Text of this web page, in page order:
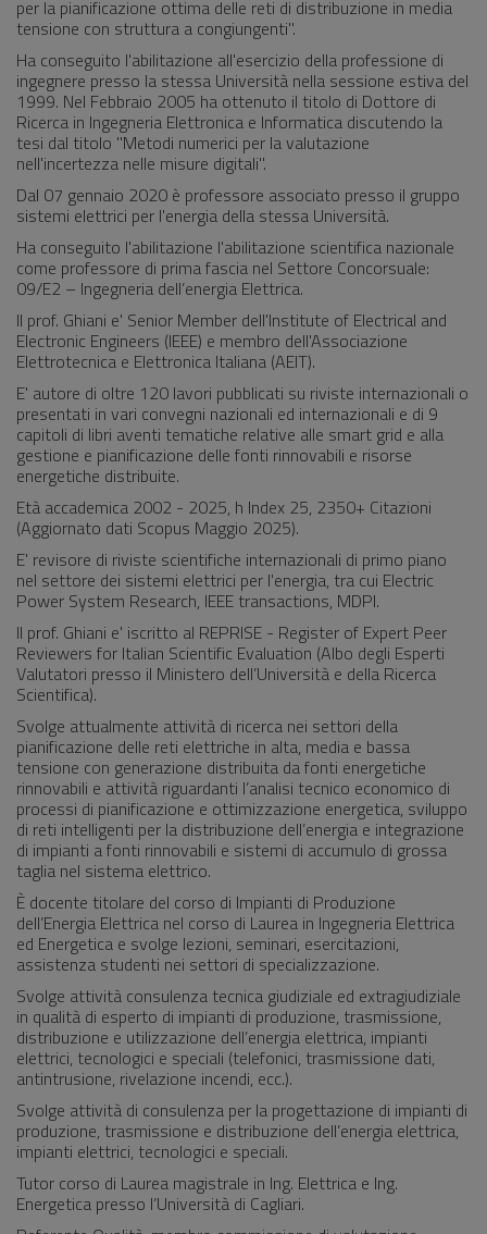
per la pianificazione ottima delle reti di distribuzione in media
tensione con struttura a congiungenti".
Ha conseguito l'abilitazione all'esercizio della professione di
ingegnere presso la stessa Università nella sessione estiva del
1999. Nel Febbraio 2005 ha ottenuto il titolo di Dottore di
Ricerca in Ingegneria Elettronica e Informatica discutendo la
tesi dal titolo "Metodi numerici per la valutazione
nell'incertezza nelle misure digitali".
Dal 07 gennaio 2020 è professore associato presso il gruppo
sistemi elettrici per l'energia della stessa Università.
Ha conseguito l'abilitazione l'abilitazione scientifica nazionale
come professore di prima fascia nel Settore Concorsuale:
09/E2 – Ingegneria dell’energia Elettrica.
Il prof. Ghiani e' Senior Member dell'Institute of Electrical and
Electronic Engineers (IEEE) e membro dell'Associazione
Elettrotecnica e Elettronica Italiana (AEIT).
E' autore di oltre 120 lavori pubblicati su riviste internazionali o
presentati in vari convegni nazionali ed internazionali e di 9
capitoli di libri aventi tematiche relative alle smart grid e alla
gestione e pianificazione delle fonti rinnovabili e risorse
energetiche distribuite.
Età accademica 2002 - 2025, h Index 25, 2350+ Citazioni
(Aggiornato dati Scopus Maggio 2025).
E' revisore di riviste scientifiche internazionali di primo piano
nel settore dei sistemi elettrici per l'energia, tra cui Electric
Power System Research, IEEE transactions, MDPI.
Il prof. Ghiani e' iscritto al REPRISE - Register of Expert Peer
Reviewers for Italian Scientific Evaluation (Albo degli Esperti
Valutatori presso il Ministero dell’Università e della Ricerca
Scientifica).
Svolge attualmente attività di ricerca nei settori della
pianificazione delle reti elettriche in alta, media e bassa
tensione con generazione distribuita da fonti energetiche
rinnovabili e attività riguardanti l’analisi tecnico economico di
processi di pianificazione e ottimizzazione energetica, sviluppo
di reti intelligenti per la distribuzione dell’energia e integrazione
di impianti a fonti rinnovabili e sistemi di accumulo di grossa
taglia nel sistema elettrico.
È docente titolare del corso di Impianti di Produzione
dell’Energia Elettrica nel corso di Laurea in Ingegneria Elettrica
ed Energetica e svolge lezioni, seminari, esercitazioni,
assistenza studenti nei settori di specializzazione.
Svolge attività consulenza tecnica giudiziale ed extragiudiziale
in qualità di esperto di impianti di produzione, trasmissione,
distribuzione e utilizzazione dell’energia elettrica, impianti
elettrici, tecnologici e speciali (telefonici, trasmissione dati,
antintrusione, rivelazione incendi, ecc.).
Svolge attività di consulenza per la progettazione di impianti di
produzione, trasmissione e distribuzione dell’energia elettrica,
impianti elettrici, tecnologici e speciali.
Tutor corso di Laurea magistrale in Ing. Elettrica e Ing.
Energetica presso l’Università di Cagliari.